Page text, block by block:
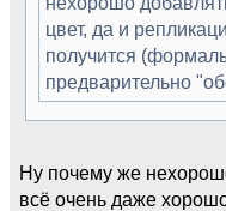
цвет, да и
получится
предварительно
Ну почему же
всё очень даже